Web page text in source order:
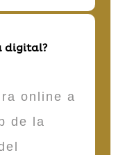
digital?
online a
de la